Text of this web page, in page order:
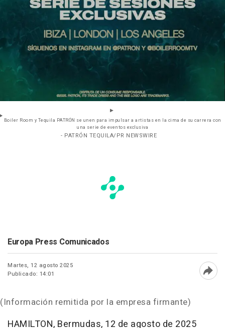
Boiler Room y Tequila PATRÓN se unen para impulsar a artistas en la cima de su carrera con
una serie de eventos exclusiva
- PATRÓN TEQUILA/PR NEWSWIRE
Europa Press Comunicados
Martes, 12 agosto 2025
Publicado: 14:01
(Información remitida por la empresa firmante)
HAMILTON, Bermudas, 12 de agosto de 2025